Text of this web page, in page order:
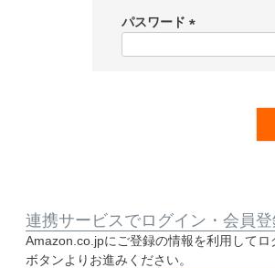
)
パスワード
連携サービスでログイン・会員
Amazon.co.jpにご登録の情報を利用して
ボタンよりお進みください。